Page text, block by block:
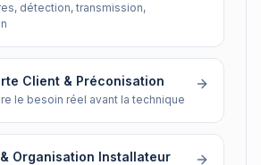
détection, transmission,
Client & Préconisation
le besoin réel avant la technique
Organisation Installateur